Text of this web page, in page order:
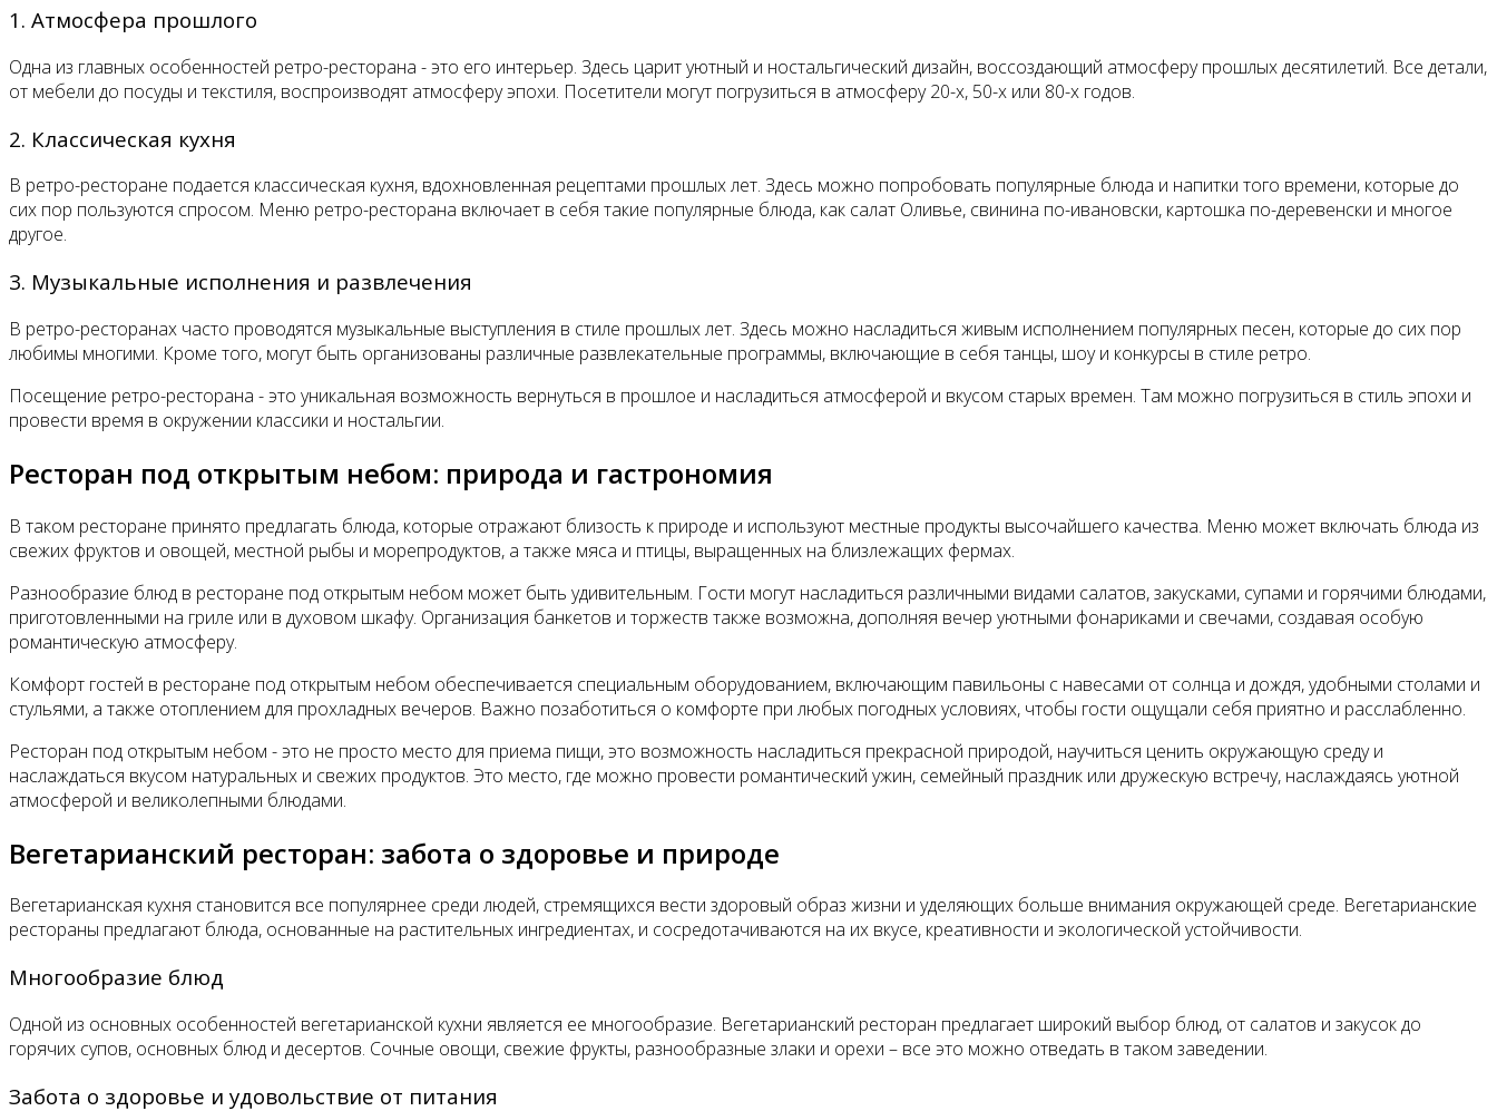
1. Атмосфера прошлого
Одна из главных особенностей ретро-ресторана - это его интерьер. Здесь царит уютный и ностальгический дизайн, воссоздающий атмосферу прошлых десятилетий. Все детали,
от мебели до посуды и текстиля, воспроизводят атмосферу эпохи. Посетители могут погрузиться в атмосферу 20-х, 50-х или 80-х годов.
2. Классическая кухня
В ретро-ресторане подается классическая кухня, вдохновленная рецептами прошлых лет. Здесь можно попробовать популярные блюда и напитки того времени, которые до
сих пор пользуются спросом. Меню ретро-ресторана включает в себя такие популярные блюда, как салат Оливье, свинина по-ивановски, картошка по-деревенски и многое
другое.
3. Музыкальные исполнения и развлечения
В ретро-ресторанах часто проводятся музыкальные выступления в стиле прошлых лет. Здесь можно насладиться живым исполнением популярных песен, которые до сих пор
любимы многими. Кроме того, могут быть организованы различные развлекательные программы, включающие в себя танцы, шоу и конкурсы в стиле ретро.
Посещение ретро-ресторана - это уникальная возможность вернуться в прошлое и насладиться атмосферой и вкусом старых времен. Там можно погрузиться в стиль эпохи и
провести время в окружении классики и ностальгии.
Ресторан под открытым небом: природа и гастрономия
В таком ресторане принято предлагать блюда, которые отражают близость к природе и используют местные продукты высочайшего качества. Меню может включать блюда из
свежих фруктов и овощей, местной рыбы и морепродуктов, а также мяса и птицы, выращенных на близлежащих фермах.
Разнообразие блюд в ресторане под открытым небом может быть удивительным. Гости могут насладиться различными видами салатов, закусками, супами и горячими блюдами,
приготовленными на гриле или в духовом шкафу. Организация банкетов и торжеств также возможна, дополняя вечер уютными фонариками и свечами, создавая особую
романтическую атмосферу.
Комфорт гостей в ресторане под открытым небом обеспечивается специальным оборудованием, включающим павильоны с навесами от солнца и дождя, удобными столами и
стульями, а также отоплением для прохладных вечеров. Важно позаботиться о комфорте при любых погодных условиях, чтобы гости ощущали себя приятно и расслабленно.
Ресторан под открытым небом - это не просто место для приема пищи, это возможность насладиться прекрасной природой, научиться ценить окружающую среду и
наслаждаться вкусом натуральных и свежих продуктов. Это место, где можно провести романтический ужин, семейный праздник или дружескую встречу, наслаждаясь уютной
атмосферой и великолепными блюдами.
Вегетарианский ресторан: забота о здоровье и природе
Вегетарианская кухня становится все популярнее среди людей, стремящихся вести здоровый образ жизни и уделяющих больше внимания окружающей среде. Вегетарианские
рестораны предлагают блюда, основанные на растительных ингредиентах, и сосредотачиваются на их вкусе, креативности и экологической устойчивости.
Многообразие блюд
Одной из основных особенностей вегетарианской кухни является ее многообразие. Вегетарианский ресторан предлагает широкий выбор блюд, от салатов и закусок до
горячих супов, основных блюд и десертов. Сочные овощи, свежие фрукты, разнообразные злаки и орехи – все это можно отведать в таком заведении.
Забота о здоровье и удовольствие от питания